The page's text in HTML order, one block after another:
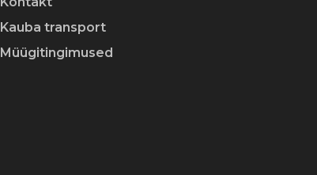
Kauba transport
Müügitingimused